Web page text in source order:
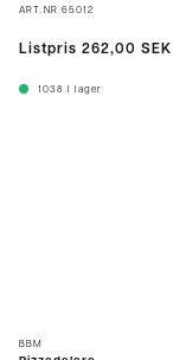
ART.NR 65012
Listpris 262,00 SEK
1038 I lager
BBM